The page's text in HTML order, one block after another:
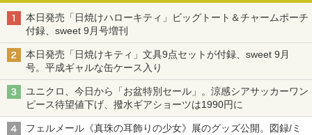
本日発売「日焼けハローキティ」ビッグトート＆チャームポーチ
付録、sweet 9月号増刊
本日発売「日焼けキティ」文具9点セットが付録、sweet 9月
号。平成ギャルな缶ケース入り
ユニクロ、今日から「お盆特別セール」。涼感シアサッカーワン
ピース待望値下げ、撥水ギアショーツは1990円に
フェルメール《真珠の耳飾りの少女》展のグッズ公開。図録/ミ